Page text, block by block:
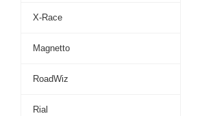
X-Race
Magnetto
RoadWiz
Rial